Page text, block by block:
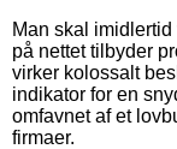
Man skal
på nettet tilbyder
virker kolossalt
indikator for en
omfavnet af et
firmaer.